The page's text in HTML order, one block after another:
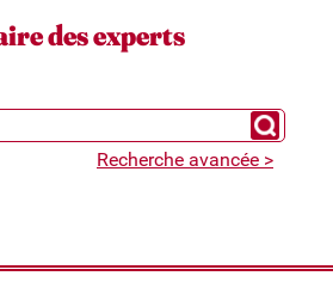
des experts
Chercher
Recherche avancée >